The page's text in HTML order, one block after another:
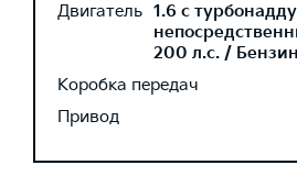
Двигатель 1.6 с
200 л.с. / Бензин
Коробка передач
Привод